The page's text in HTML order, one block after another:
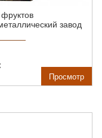
завод
Просмотр